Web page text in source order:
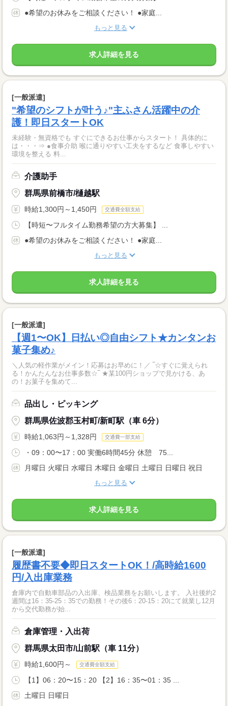
●希望のお休みをご相談ください！ ●家庭...
もっと見る
求人詳細を見る
[一般派遣]
"希望のシフトが叶う♪"主ふさん活躍中の介
護！即日スタートOK
未経験・無資格でも すぐにできるお仕事からスタート！ 具体的に
は・・・⇒ ●食事介助 喉に通りやすい工夫をするなど 食事しやすい
環境を整える 料...
介護助手
群馬県前橋市/樋越駅
時給1,300円～1,450円 交通費全額支給
【時短〜フルタイム勤務希望の方大募集】 ...
●希望のお休みをご相談ください！ ●家庭...
もっと見る
求人詳細を見る
[一般派遣]
【週1〜OK】日払い◎自由シフト★カンタンお
菓子集め♪
＼人気の軽作業がメイン！応募はお早めに！／ ‾☆すぐに覚えられ
る！かんたんなお仕事多数☆‾ ★某100円ショップで見かける、あ
の！お菓子を集めて...
品出し・ピッキング
群馬県佐波郡玉村町/新町駅（車 6分）
時給1,063円～1,328円 交通費一部支給
・09：00〜17：00 実働6時間45分 休憩 75...
月曜日 火曜日 水曜日 木曜日 金曜日 土曜日 日曜日 祝日
もっと見る
求人詳細を見る
[一般派遣]
履歴書不要◆即日スタートOK！/高時給1600
円/入出庫業務
倉庫内で自動車部品の入出庫、検品業務をお願いします。 入社後約2
週間は16：35-25：35での勤務！その後6：20-15：20にて就業し12月
から交代勤務が始...
倉庫管理・入出荷
群馬県太田市/山前駅（車 11分）
時給1,600円～ 交通費全額支給
【1】06：20〜15：20 【2】16：35〜01：35 ...
土曜日 日曜日